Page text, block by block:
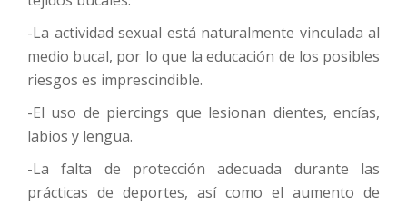
-La actividad sexual está naturalmente vinculada al
medio bucal, por lo que la educación de los posibles
riesgos es imprescindible.
-El uso de piercings que lesionan dientes, encías,
labios y lengua.
-La falta de protección adecuada durante las
prácticas de deportes, así como el aumento de